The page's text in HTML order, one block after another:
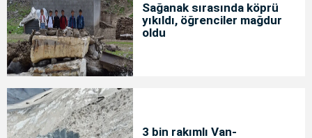
Sağanak sırasında köprü
yıkıldı, öğrenciler mağdur
oldu
3 bin rakımlı Van-